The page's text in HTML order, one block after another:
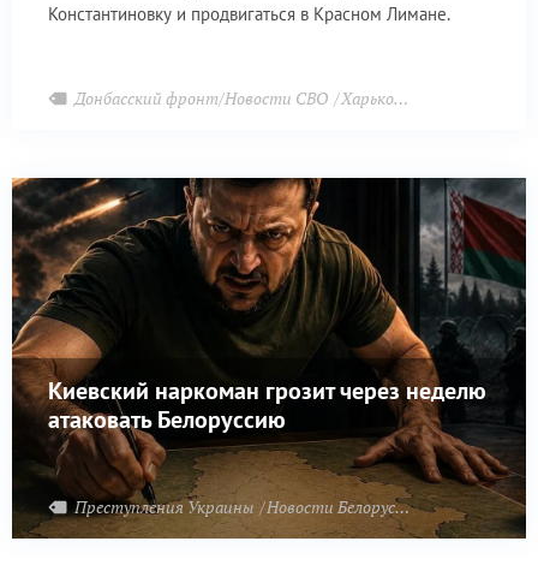
Константиновку и продвигаться в Красном Лимане.
Донбасский фронт/Новости СВО Харьковский фронт
Киевский наркоман грозит через неделю
атаковать Белоруссию
Преступления Украины Новости Белоруссии